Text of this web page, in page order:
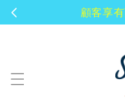
顧客享